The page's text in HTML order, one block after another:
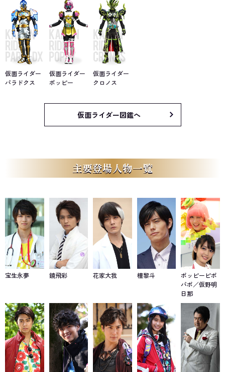
仮面ライダー
パラドクス
仮面ライダー
ポッピー
仮面ライダー
クロノス
仮面ライダー図鑑へ
主要登場人物一覧
宝生永夢 鏡飛彩 花家大我 檀黎斗
ポッピーピポ
パポ／仮野明
日那